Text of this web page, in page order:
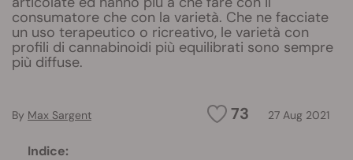
consumatore che con la varietà. Che ne facciate
un uso terapeutico o ricreativo, le varietà con
profili di cannabinoidi più equilibrati sono sempre
più diffuse.
73 27 Aug 2021
By Max Sargent
Indice: